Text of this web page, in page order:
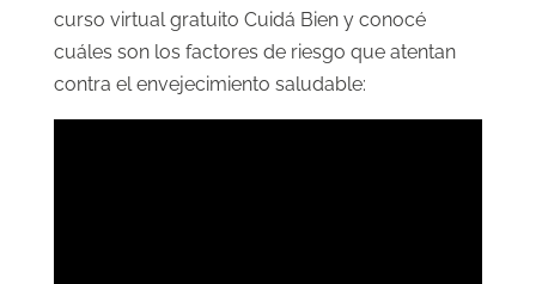
curso virtual gratuito Cuidá Bien y conocé
cuáles son los factores de riesgo que atentan
contra el envejecimiento saludable: